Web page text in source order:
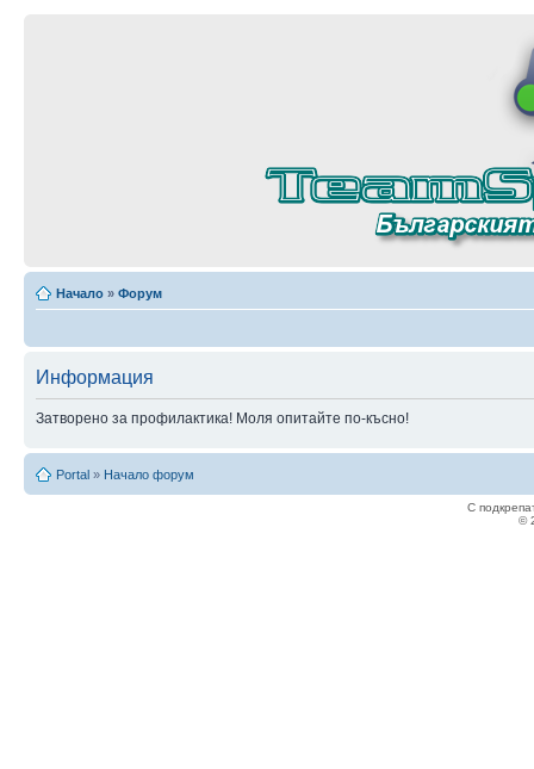
Начало » Форум
Информация
Затворено за профилактика! Моля опитайте по-късно!
Portal » Начало форум
С
©